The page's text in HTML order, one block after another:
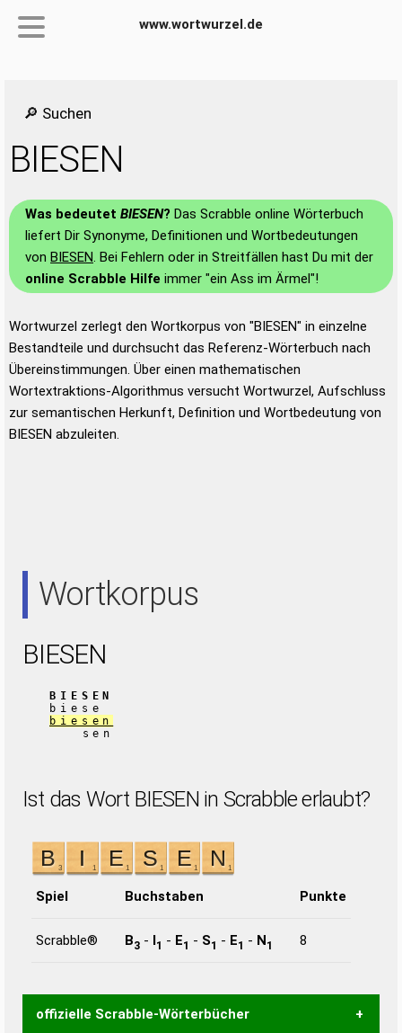
www.wortwurzel.de
🔎 Suchen
BIESEN
Was bedeutet BIESEN? Das Scrabble online Wörterbuch
liefert Dir Synonyme, Definitionen und Wortbedeutungen
von BIESEN. Bei Fehlern oder in Streitfällen hast Du mit der
online Scrabble Hilfe immer "ein Ass im Ärmel"!
Wortwurzel zerlegt den Wortkorpus von "BIESEN" in einzelne
Bestandteile und durchsucht das Referenz-Wörterbuch nach
Übereinstimmungen. Über einen mathematischen
Wortextraktions-Algorithmus versucht Wortwurzel, Aufschluss
zur semantischen Herkunft, Definition und Wortbedeutung von
BIESEN abzuleiten.
Wortkorpus
BIESEN
BIESEN
biese
biesen
sen
Ist das Wort BIESEN in Scrabble erlaubt?
Spiel Buchstaben Punkte
Scrabble® B3 - I1 - E1 - S1 - E1 - N1 8
offizielle Scrabble-Wörterbücher